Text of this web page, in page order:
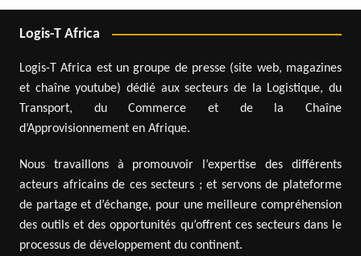
Logis-T Africa
Logis-T Africa est un groupe de presse (site web, magazines
et chaîne youtube) dédié aux secteurs de la Logistique, du
Transport, du Commerce et de la Chaîne
d’Approvisionnement en Afrique.
Nous travaillons à promouvoir l’expertise des différents
acteurs africains de ces secteurs ; et servons de plateforme
de partage et d’échange, pour une meilleure compréhension
des outils et des opportunités qu’offrent ces secteurs dans le
processus de développement du continent.